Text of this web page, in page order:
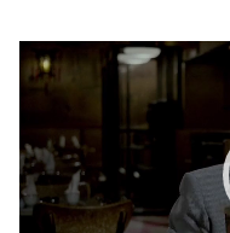
Видеоплеер